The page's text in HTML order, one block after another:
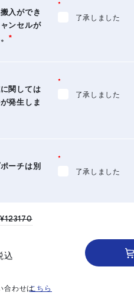
入ができ
ンセルが
*
*
了承しました
関しては
発生しま
*
了承しました
ーチは別
*
了承しました
¥123170
込
合わせはこちら